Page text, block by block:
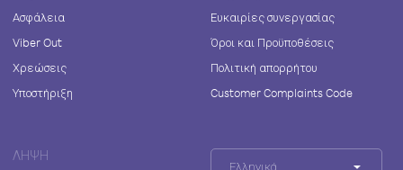
Ασφάλεια
Viber Out
Χρεώσεις
Υποστήριξη
Ευκαιρίες συνεργασίας
Όροι και Προϋποθέσεις
Πολιτική απορρήτου
Customer Complaints Code
ΛΉΨΗ
Ελληνικά